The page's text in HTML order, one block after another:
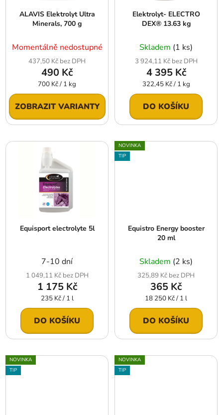
ALAVIS Elektrolyt Ultra
Minerals, 700 g
Momentálně nedostupné
437,50 Kč bez DPH
490 Kč
Měrná
cena:
700 Kč / 1 kg
ZOBRAZIT VARIANTY
Elektrolyt- ELECTRO
DEX® 13.63 kg
Skladem (1 ks)
3 924,11 Kč bez DPH
4 395 Kč
Měrná
cena:
322,45 Kč / 1 kg
DO KOŠÍKU
Equisport electrolyte 5l
7-10 dní
1 049,11 Kč bez DPH
1 175 Kč
Měrná
cena:
235 Kč / 1 l
DO KOŠÍKU
NOVINKA
TIP
Equistro Energy booster
20 ml
Skladem (2 ks)
325,89 Kč bez DPH
365 Kč
Měrná
cena:
18 250 Kč / 1 l
DO KOŠÍKU
NOVINKA
TIP
NOVINKA
TIP